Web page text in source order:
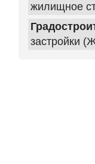
жилищное
застройки